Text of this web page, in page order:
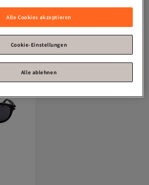
85,27€
Alle Cookies akzeptieren
Cookie-Einstellungen
Alle ablehnen